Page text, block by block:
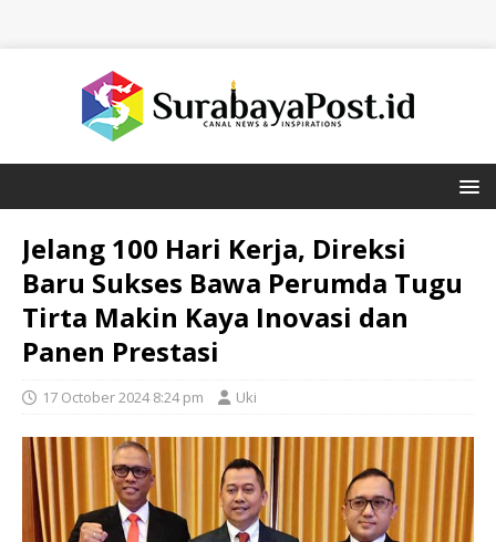
Jelang 100 Hari Kerja, Direksi
Baru Sukses Bawa Perumda Tugu
Tirta Makin Kaya Inovasi dan
Panen Prestasi
17 October 2024 8:24 pm Uki